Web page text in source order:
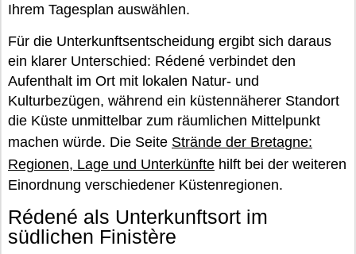
Ihrem Tagesplan auswählen.
Für die Unterkunftsentscheidung ergibt sich daraus
ein klarer Unterschied: Rédené verbindet den
Aufenthalt im Ort mit lokalen Natur- und
Kulturbezügen, während ein küstennäherer Standort
die Küste unmittelbar zum räumlichen Mittelpunkt
machen würde. Die Seite Strände der Bretagne:
Regionen, Lage und Unterkünfte hilft bei der weiteren
Einordnung verschiedener Küstenregionen.
Rédené als Unterkunftsort im
südlichen Finistère